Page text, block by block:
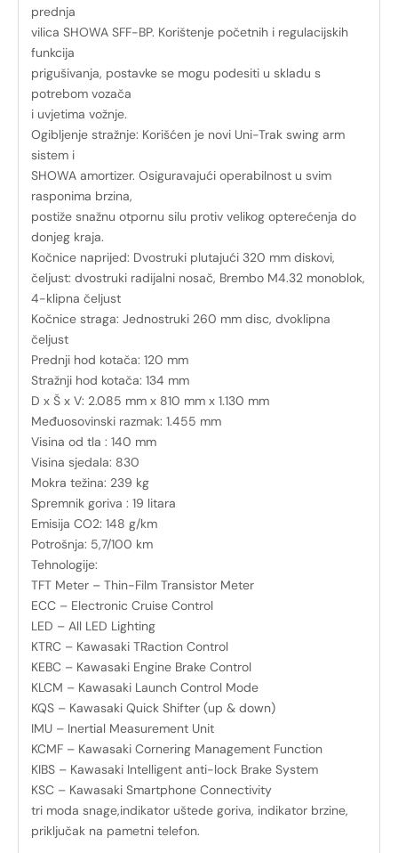
prednja
vilica SHOWA SFF-BP. Korištenje početnih i regulacijskih
funkcija
prigušivanja, postavke se mogu podesiti u skladu s
potrebom vozača
i uvjetima vožnje.
Ogibljenje stražnje: Korišćen je novi Uni-Trak swing arm
sistem i
SHOWA amortizer. Osiguravajući operabilnost u svim
rasponima brzina,
postiže snažnu otpornu silu protiv velikog opterećenja do
donjeg kraja.
Kočnice naprijed: Dvostruki plutajući 320 mm diskovi,
čeljust: dvostruki radijalni nosač, Brembo M4.32 monoblok,
4-klipna čeljust
Kočnice straga: Jednostruki 260 mm disc, dvoklipna
čeljust
Prednji hod kotača: 120 mm
Stražnji hod kotača: 134 mm
D x Š x V: 2.085 mm x 810 mm x 1.130 mm
Međuosovinski razmak: 1.455 mm
Visina od tla : 140 mm
Visina sjedala: 830
Mokra težina: 239 kg
Spremnik goriva : 19 litara
Emisija CO2: 148 g/km
Potrošnja: 5,7/100 km
Tehnologije:
TFT Meter – Thin-Film Transistor Meter
ECC – Electronic Cruise Control
LED – All LED Lighting
KTRC – Kawasaki TRaction Control
KEBC – Kawasaki Engine Brake Control
KLCM – Kawasaki Launch Control Mode
KQS – Kawasaki Quick Shifter (up & down)
IMU – Inertial Measurement Unit
KCMF – Kawasaki Cornering Management Function
KIBS – Kawasaki Intelligent anti-lock Brake System
KSC – Kawasaki Smartphone Connectivity
tri moda snage,indikator uštede goriva, indikator brzine,
priključak na pametni telefon.